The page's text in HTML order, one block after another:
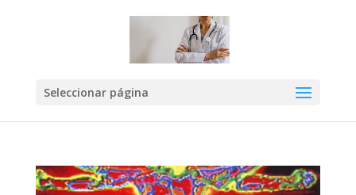
Seleccionar página